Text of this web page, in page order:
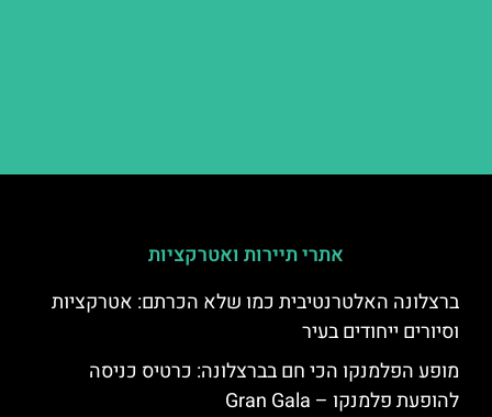
אתרי תיירות ואטרקציות
ברצלונה האלטרנטיבית כמו שלא הכרתם: אטרקציות
וסיורים ייחודים בעיר
מופע הפלמנקו הכי חם בברצלונה: כרטיס כניסה
להופעת פלמנקו – Gran Gala